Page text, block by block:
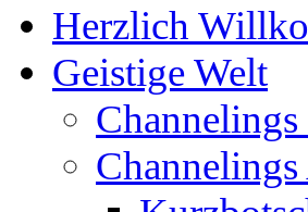
Herzlich
Geistige Welt